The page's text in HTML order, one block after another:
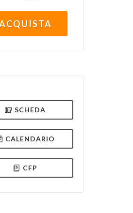
SCHEDA
CALENDARIO
CFP